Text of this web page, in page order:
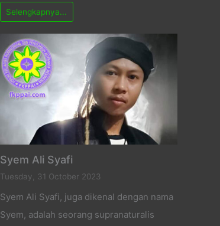
Selengkapnya...
Syem Ali Syafi
Tuesday, 31 October 2023
Syem Ali Syafi, juga dikenal dengan nama
Syem, adalah seorang supranaturalis